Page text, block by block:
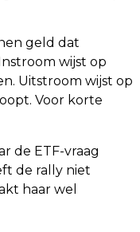
geld dat
wijst op
Uitstroom wijst op
Voor korte
de ETF-vraag
de rally niet
haar wel